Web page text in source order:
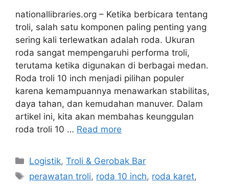
nationallibraries.org – Ketika berbicara tentang
troli, salah satu komponen paling penting yang
sering kali terlewatkan adalah roda. Ukuran
roda sangat mempengaruhi performa troli,
terutama ketika digunakan di berbagai medan.
Roda troli 10 inch menjadi pilihan populer
karena kemampuannya menawarkan stabilitas,
daya tahan, dan kemudahan manuver. Dalam
artikel ini, kita akan membahas keunggulan
roda troli 10 … Read more
Categories
Logistik,Troli & Gerobak Bar
Tags
perawatan troli, roda 10 inch, roda karet,